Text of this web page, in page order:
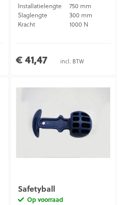
Installatielengte
750 mm
Slaglengte
300 mm
Kracht
1000 N
€ 41,47 incl. BTW
Safetyball
Op voorraad